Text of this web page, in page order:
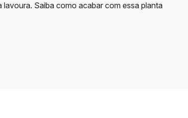
Saiba como acabar com essa planta